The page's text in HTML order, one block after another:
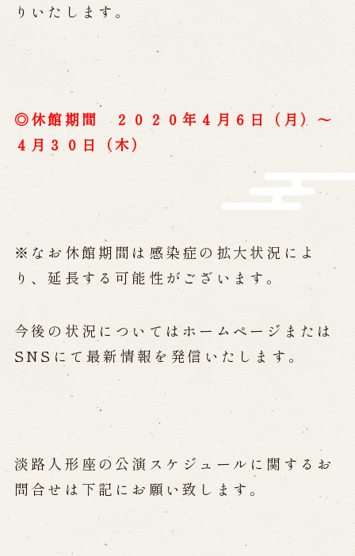
お問い合わせ
お電話でお問い合わせ
メールフォームから予約
求人情報
※株式会社うずのくに南あわじの求人情報ページへ移動します
関連施設
通販サイトうずのくに
うずの丘大鳴門橋記念館
りいたします。
◎休館期間 ２０２０年４月６日（月）～
４月３０日（木）
※なお休館期間は感染症の拡大状況によ
り、延長する可能性がございます。
今後の状況についてはホームページまたは
SNSにて最新情報を発信いたします。
淡路人形座の公演スケジュールに関するお
問合せは下記にお願い致します。